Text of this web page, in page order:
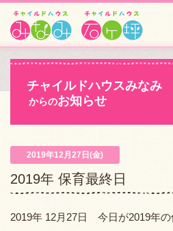
チャイルドハウスみなみ
からのお知らせ
2019年12月27日(金)
2019年 保育最終日
2019年 12月27日 今日が2019年の